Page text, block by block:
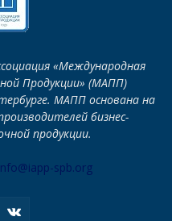
«Международная
Продукции» (МАПП)
МАПП основана на
бизнес-
продукции.
spb.org